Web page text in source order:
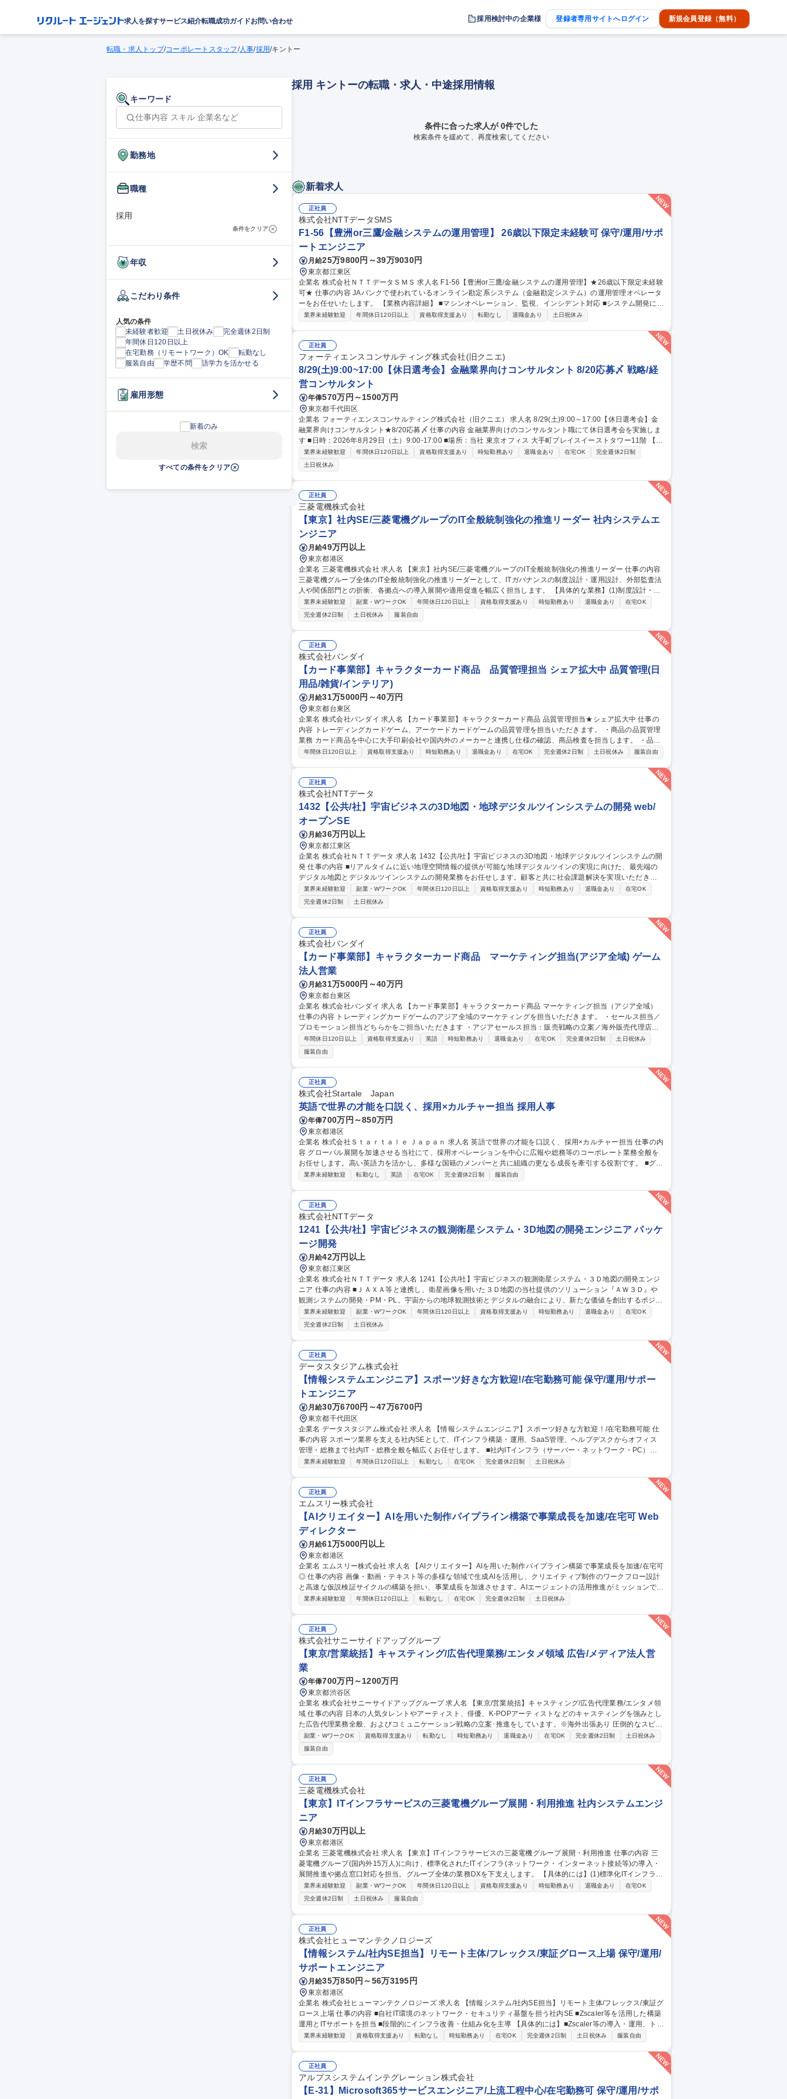
求人を探すサービス紹介転職成功ガイドお問い合わせ 採用検討中の企業様 登録者専用サイトへログイン 新規会員登録（無料）
転職・求人トップ/コーポレートスタッフ/人事/採用/キントー
キーワード
勤務地
職種
採用
条件をクリア
年収
こだわり条件
人気の条件
未経験者歓迎
土日祝休み
完全週休2日制
年間休日120日以上
在宅勤務（リモートワーク）OK
転勤なし
服装自由
学歴不問 語学力を活かせる
雇用形態
新着のみ
検索
すべての条件をクリア
採用 キントーの転職・求人・中途採用情報
条件に合った求人が 0件でした
検索条件を緩めて、再度検索してください
新着求人
正社員
株式会社NTTデータSMS
F1-56【豊洲or三鷹/金融システムの運用管理】 26歳以下限定未経験可 保守/運用/サポ
ートエンジニア
月給25万9800円～39万9030円
東京都江東区
企業名 株式会社ＮＴＴデータＳＭＳ 求人名 F1-56【豊洲or三鷹/金融システムの運用管理】★26歳以下限定未経験
可★ 仕事の内容 JAバンクで使われているオンライン勘定系システム（金融勘定システム）の運用管理オペレータ
ーをお任せいたします。 【業務内容詳細】 ■マシンオペレーション、監視、インシデント対応 ■システム開発に伴
う運用受け入れ推進 ■改善活動、各種報告書作成 【業務の魅力】 ITILに基づいた大規模金融システムの運用業務
業界未経験歓迎 年間休日120日以上 資格取得支援あり 転勤なし 退職金あり 土日祝休み
正社員
フォーティエンスコンサルティング株式会社(旧クニエ)
8/29(土)9:00~17:00【休日選考会】金融業界向けコンサルタント 8/20応募〆 戦略/経
営コンサルタント
年俸570万円～1500万円
東京都千代田区
企業名 フォーティエンスコンサルティング株式会社（旧クニエ） 求人名 8/29(土)9:00～17:00【休日選考会】金
融業界向けコンサルタント★8/20応募〆 仕事の内容 金融業界向けのコンサルタント職にて休日選考会を実施しま
す ■日時：2026年8月29日（土）9:00-17:00 ■場所：当社 東京オフィス 大手町プレイスイーストタワー11階 【当
日の流れ】※事前にWEBテストの受検をいただきます ・対面形式で面接を3回予定(不合格の場合、その時点でお
帰り頂きます） ・最終面接は別途実施いたします。当日中は内定のご提示まで至りません。（最終面接官は、役
員となります） ・持参いただきたいもの：PC・お食事 ・空き時間にはオフィスツアーも実施予定です。 募集職
種 8/29(土)9:00～17:00【休日選考会】金融業界向けコンサルタント★8/20応募〆
業界未経験歓迎 年間休日120日以上 資格取得支援あり 時短勤務あり 退職金あり 在宅OK
完全週休2日制
土日祝休み
正社員
三菱電機株式会社
【東京】社内SE/三菱電機グループのIT全般統制強化の推進リーダー 社内システムエ
ンジニア
月給49万円以上
東京都港区
企業名 三菱電機株式会社 求人名 【東京】社内SE/三菱電機グループのIT全般統制強化の推進リーダー 仕事の内容
三菱電機グループ全体のIT全般統制強化の推進リーダーとして、ITガバナンスの制度設計・運用設計、外部監査法
人や関係部門との折衝、各拠点への導入展開や適用促進を幅広く担当します。 【具体的な業務】(1)制度設計・運
用設計・展開計画の策定：統制に必要なルールの策定、管理ツールの企画・整備・グループ展開(2)外部・内部折
衝：外部監査法人や社内関係部門（監査部・財務統括部等）との調整・折衝(3)拠点への適用促進：各拠点を巡回
し、ルールの周知や適用促進・指導を推進★グループ全体のITガバナンス刷新の中核として専門性を発揮できる環
境です。 募集職種 【東京】社内SE/三菱電機グループのIT全般統制強化の推進リーダー
業界未経験歓迎 副業・WワークOK 年間休日120日以上 資格取得支援あり 時短勤務あり 退職金あり
在宅OK
完全週休2日制
土日祝休み 服装自由
正社員
株式会社バンダイ
【カード事業部】キャラクターカード商品 品質管理担当 シェア拡大中 品質管理(日
用品/雑貨/インテリア)
月給31万5000円～40万円
東京都台東区
企業名 株式会社バンダイ 求人名 【カード事業部】キャラクターカード商品 品質管理担当★シェア拡大中 仕事の
内容 トレーディングカードゲーム、アーケードカードゲームの品質管理を担当いただきます。 ・商品の品質管理
業務 カード商品を中心に大手印刷会社や国内外のメーカーと連携し仕様の確認、商品検査を担当します。 ・品質
向上、持続性向上に向けた各種取組み 募集職種 【カード事業部】キャラクターカード商品 品質管理担当★シェア
年間休日120日以上 資格取得支援あり 時短勤務あり 退職金あり 在宅OK 完全週休2日制 土日祝休み 服装自由
正社員
株式会社NTTデータ
1432【公共/社】宇宙ビジネスの3D地図・地球デジタルツインシステムの開発 web/
オープンSE
月給36万円以上
東京都江東区
企業名 株式会社ＮＴＴデータ 求人名 1432【公共/社】宇宙ビジネスの3D地図・地球デジタルツインシステムの開
発 仕事の内容 ■リアルタイムに近い地理空間情報の提供が可能な地球デジタルツインの実現に向けた、最先端の
デジタル地図とデジタルツインシステムの開発業務をお任せします。顧客と共に社会課題解決を実現いただきま
す。 【プロジェクト概要】 ◎3D地理空間情報プロダクト、サービスの開発 ◎地球デジタルツインシステム、サ
ービスの開発 【具体的には】◎プロダクト/システム/サービス開発等のプロジェクトマネジメント ◎プロダクト/
システム/ツール等の仕様検討、実現性検証、設計、開発、検証、運用 ◎プロジェクトパートナとの開発調整など
[AW3Dサービスの紹介] https://www.aw3d.jp/ 募集職種 1432【公共/社】宇宙ビジネスの3D地図・地球デジタルツ
インシステムの開発
業界未経験歓迎 副業・WワークOK 年間休日120日以上 資格取得支援あり 時短勤務あり 退職金あり
在宅OK
完全週休2日制
土日祝休み
正社員
株式会社バンダイ
【カード事業部】キャラクターカード商品 マーケティング担当(アジア全域) ゲーム
法人営業
月給31万5000円～40万円
東京都台東区
企業名 株式会社バンダイ 求人名 【カード事業部】キャラクターカード商品 マーケティング担当（アジア全域）
仕事の内容 トレーディングカードゲームのアジア全域のマーケティングを担当いただきます。 ・セールス担当／
プロモーション担当どちらかをご担当いただきます ・アジアセールス担当：販売戦略の立案／海外販売代理店に
向けた営業／各種分析 ・アジアプロモーション担当：プロモーション戦略の立案／実行／分析 募集職種 【カード
事業部】キャラクターカード商品 マーケティング担当（アジア全域）
年間休日120日以上 資格取得支援あり 英語 時短勤務あり 退職金あり 在宅OK 完全週休2日制
土日祝休み
服装自由
正社員
株式会社Startale Japan
英語で世界の才能を口説く、採用×カルチャー担当 採用人事
年俸700万円～850万円
東京都港区
企業名 株式会社Ｓｔａｒｔａｌｅ Ｊａｐａｎ 求人名 英語で世界の才能を口説く、採用×カルチャー担当 仕事の内
容 グローバル展開を加速させる当社にて、採用オペレーションを中心に広報や総務等のコーポレート業務全般を
お任せします。高い英語力を活かし、多様な国籍のメンバーと共に組織の更なる成長を牽引する役割です。 ■グロ
ーバル採用のリード（単独での英語面談実施・候補者対応・採用進捗管理） ■採用エージェントのマネジメント
の顔としての対応） ■全社ワーケーションのロジスティクス運営 ■組織開発・労務関連業務およびその他フェーズ
に応じた必要なコーポレート実務全般 【業務内容の変更範囲】当社の指定する業務 募集職種 英語で世界の才能を
口説く、採用×カルチャー担当
業界未経験歓迎 転勤なし 英語 在宅OK 完全週休2日制 服装自由
正社員
株式会社NTTデータ
1241【公共/社】宇宙ビジネスの観測衛星システム・3D地図の開発エンジニア パッケ
ージ開発
月給42万円以上
東京都江東区
企業名 株式会社ＮＴＴデータ 求人名 1241【公共/社】宇宙ビジネスの観測衛星システム・３Ｄ地図の開発エンジ
ニア 仕事の内容 ■ＪＡＸＡ等と連携し、衛星画像を用いた３Ｄ地図の当社提供のソリューション『ＡＷ３Ｄ』や
観測システムの開発・PM・PL。宇宙からの地球観測技術とデジタルの融合により、新たな価値を創出するポジシ
ョンです。 ■衛星データとＡＩを駆使した地球デジタルツインの実現に向け、仕様検討から開発・運用までをリー
ド。新会社MarvleVisonを設立し、防災、５Ｇ、スマートシティなど世界規模の社会課題解決に貢献。地図や画像
処理の知見を活かし、最先端の観測衛星システム構築や自社サービスのグローバル展開におけるプロジェクトリ
ードを担っていただきます。 募集職種 1241【公共/社】宇宙ビジネスの観測衛星システム・３Ｄ地図の開発エン
ジニア
業界未経験歓迎 副業・WワークOK 年間休日120日以上 資格取得支援あり 時短勤務あり 退職金あり
在宅OK
完全週休2日制
土日祝休み
正社員
データスタジアム株式会社
【情報システムエンジニア】スポーツ好きな方歓迎!/在宅勤務可能 保守/運用/サポー
トエンジニア
月給30万6700円～47万6700円
東京都千代田区
企業名 データスタジアム株式会社 求人名 【情報システムエンジニア】スポーツ好きな方歓迎！/在宅勤務可能 仕
事の内容 スポーツ業界を支える社内SEとして、ITインフラ構築・運用、SaaS管理、ヘルプデスクからオフィス
管理・総務まで社内IT・総務全般を幅広くお任せします。 ■社内ITインフラ（サーバー・ネットワーク・PC）の
運用・保守・キッティング ■クラウド（SaaS型）業務システム・グループウェア・スマートデバイスの運用管理
迎！/在宅勤務可能
業界未経験歓迎 年間休日120日以上 転勤なし 在宅OK 完全週休2日制 土日祝休み
正社員
エムスリー株式会社
【AIクリエイター】AIを用いた制作パイプライン構築で事業成長を加速/在宅可 Web
ディレクター
月給61万5000円以上
東京都港区
企業名 エムスリー株式会社 求人名 【AIクリエイター】AIを用いた制作パイプライン構築で事業成長を加速/在宅可
◎ 仕事の内容 画像・動画・テキスト等の多様な領域で生成AIを活用し、クリエイティブ制作のワークフロー設計
と高速な仮説検証サイクルの構築を担い、事業成長を加速させます。AIエージェントの活用推進がミッションで
す。 医療プラットフォームにおけるクリエイティブ制作を、AIを活用して変革します。 ■AIエージェントを活用
進・新ツールの検証 ■事業成果最大化のための仮説検証と改善施策 API連携やバッチ自動化等を用い、ゼロからの
仕組み化を牽引いただきます。 募集職種 【AIクリエイター】AIを用いた制作パイプライン構築で事業成長を加速/
在宅可◎
業界未経験歓迎 年間休日120日以上 転勤なし 在宅OK 完全週休2日制 土日祝休み
正社員
株式会社サニーサイドアップグループ
【東京/営業統括】キャスティング/広告代理業務/エンタメ領域 広告/メディア法人営
業
年俸700万円～1200万円
東京都渋谷区
企業名 株式会社サニーサイドアップグループ 求人名 【東京/営業統括】キャスティング/広告代理業務/エンタメ領
域 仕事の内容 日本の人気タレントやアーティスト、俳優、K-POPアーティストなどのキャスティングを強みとし
た広告代理業務全般、およびコミュニケーション戦略の立案･推進をしています。※海外出張あり 圧倒的なスピー
ドと実現力で、トレンドからなる“驚き”と“発見" に満ちた「コンテンツ」、活きた「キャスティング」を開発し、
即決に繋がる「仕掛け」づくりで、オンリーワンの企画を実現します。 【詳細】■キャスティング、プロモーショ
ンなどに関わるプロジェクトの企画・進行・ディレクション ■予算、スケジュール管理 ■クライアント対応 ■プロ
ジェクト全体のマネジメント 募集職種 【東京/営業統括】キャスティング/広告代理業務/エンタメ領域
副業・WワークOK 資格取得支援あり 転勤なし 時短勤務あり 退職金あり 在宅OK 完全週休2日制
土日祝休み
服装自由
正社員
三菱電機株式会社
【東京】ITインフラサービスの三菱電機グループ展開・利用推進 社内システムエンジ
ニア
月給30万円以上
東京都港区
企業名 三菱電機株式会社 求人名 【東京】ITインフラサービスの三菱電機グループ展開・利用推進 仕事の内容 三
菱電機グループ(国内外15万人)に向け、標準化されたITインフラ(ネットワーク・インターネット接続等)の導入・
展開推進や拠点窓口対応を担当。グループ全体の業務DXを下支えします。 【具体的には】(1)標準化ITインフラの
展開推進・一部運用：各拠点・国内外関係会社への導入推進、運用保守(2)各拠点・関係会社のIT窓口業務：課題
やニーズを把握し最適な対応へ連携【対象システム】ネットワークインフラ(イントラネット、Wi-Fi、クラウド接
続等)、インターネット接続(メール、Proxy、DNS、モバイル接続等)★実務構築は他組織が担うため導入推進・調
整に専念していただきます。 募集職種 【東京】ITインフラサービスの三菱電機グループ展開・利用推進
業界未経験歓迎 副業・WワークOK 年間休日120日以上 資格取得支援あり 時短勤務あり 退職金あり
在宅OK
完全週休2日制
土日祝休み 服装自由
正社員
株式会社ヒューマンテクノロジーズ
【情報システム/社内SE担当】リモート主体/フレックス/東証グロース上場 保守/運用/
サポートエンジニア
月給35万850円～56万3195円
東京都港区
企業名 株式会社ヒューマンテクノロジーズ 求人名 【情報システム/社内SE担当】リモート主体/フレックス/東証グ
ロース上場 仕事の内容 ■自社IT環境のネットワーク・セキュリティ基盤を担う社内SE ■Zscaler等を活用した構築
運用とITサポートを担当 ■段階的にインフラ改善・仕組み化を主導 【具体的には】■Zscaler等の導入・運用、トラ
ブル対応 ■VPN設計運用、構成図整備 ■Entra ID等による認証基盤最適化 ■社内SaaSのアカウント管理・権限統制
業界未経験歓迎 資格取得支援あり 転勤なし 時短勤務あり 在宅OK 完全週休2日制 土日祝休み 服装自由
正社員
アルプスシステムインテグレーション株式会社
【E-31】Microsoft365サービスエンジニア/上流工程中心/在宅勤務可 保守/運用/サポ